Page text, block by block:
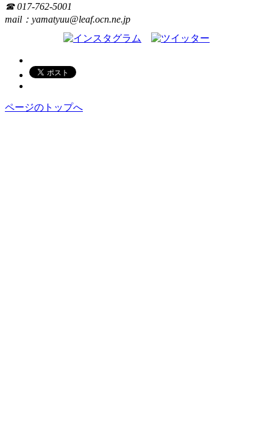
☎ 017-762-5001
mail：yamatyuu@leaf.ocn.ne.jp
ページのトップへ